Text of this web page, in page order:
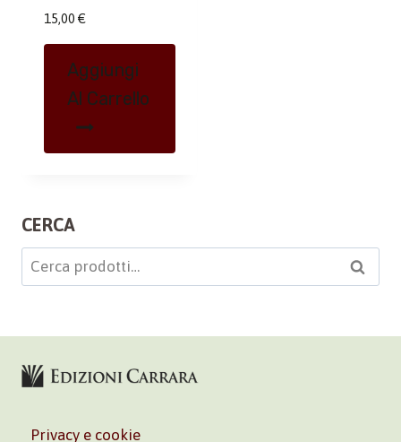
15,00 €
Aggiungi
Al Carrello
CERCA
Cerca: Cerca
Privacy e cookie